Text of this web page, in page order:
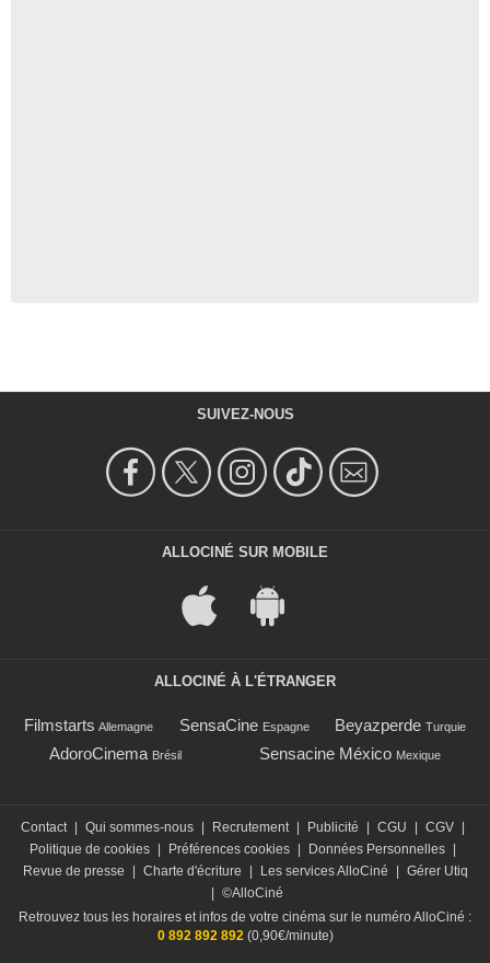
SUIVEZ-NOUS
ALLOCINÉ SUR MOBILE
ALLOCINÉ À L'ÉTRANGER
Filmstarts Allemagne SensaCine Espagne Beyazperde Turquie
AdoroCinema Brésil Sensacine México Mexique
Contact | Qui sommes-nous | Recrutement | Publicité | CGU | CGV |
Politique de cookies | Préférences cookies | Données Personnelles |
Revue de presse
| Charte d'écriture | Les services AlloCiné | Gérer Utiq
| ©AlloCiné
Retrouvez tous les horaires et infos de votre cinéma sur le numéro AlloCiné :
0 892 892 892(0,90€/minute)